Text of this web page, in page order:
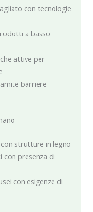
con tecnologie
a basso
attive per
barriere
strutture in legno
con presenza di
con esigenze di